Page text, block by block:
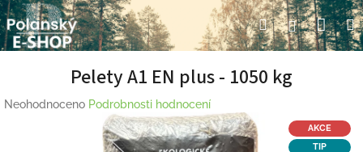
Přejít
na
obsah
HledatPřihlášení
Pelety A1 EN plus - 1050 kg
Průměrné
Neohodnoceno Podrobnosti hodnocení
AKCE
TIP